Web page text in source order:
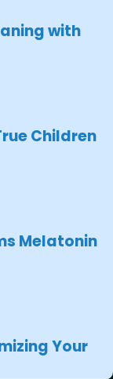
with
Children
Melatonin
Your